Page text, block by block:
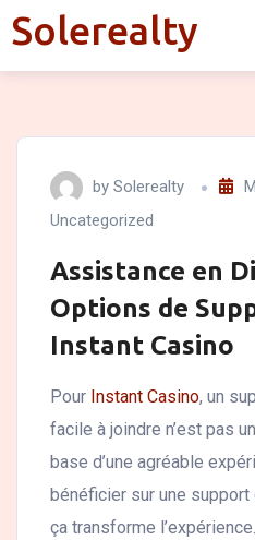
Skip
toSolerealty
by Solerealty
Uncategorized
Assistance en
Options de
Instant Casino
Pour Instant Casino, un
facile à joindre n’est pas
base d’une agréable
bénéficier sur une support
ça transforme